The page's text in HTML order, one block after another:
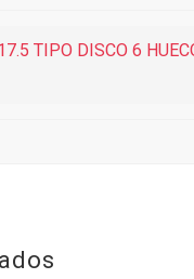
TIPO DISCO 6